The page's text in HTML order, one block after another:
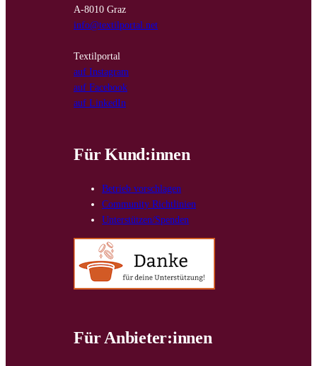
A-8010 Graz
info@textilportal.net
Textilportal
auf Instagram
auf Facebook
auf LinkedIn
Für Kund:innen
Betrieb vorschlagen
Community Richtlinien
Unterstützen/Spenden
Für Anbieter:innen